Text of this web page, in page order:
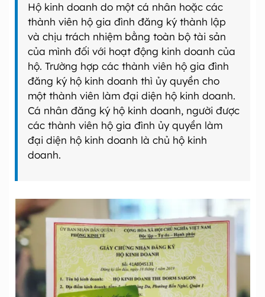
Hộ kinh doanh do một cá nhân hoặc các
thành viên hộ gia đình đăng ký thành lập
và chịu trách nhiệm bằng toàn bộ tài sản
của mình đối với hoạt động kinh doanh của
hộ. Trường hợp các thành viên hộ gia đình
đăng ký hộ kinh doanh thì ủy quyền cho
một thành viên làm đại diện hộ kinh doanh.
Cá nhân đăng ký hộ kinh doanh, người được
các thành viên hộ gia đình ủy quyền làm
đại diện hộ kinh doanh là chủ hộ kinh
doanh.